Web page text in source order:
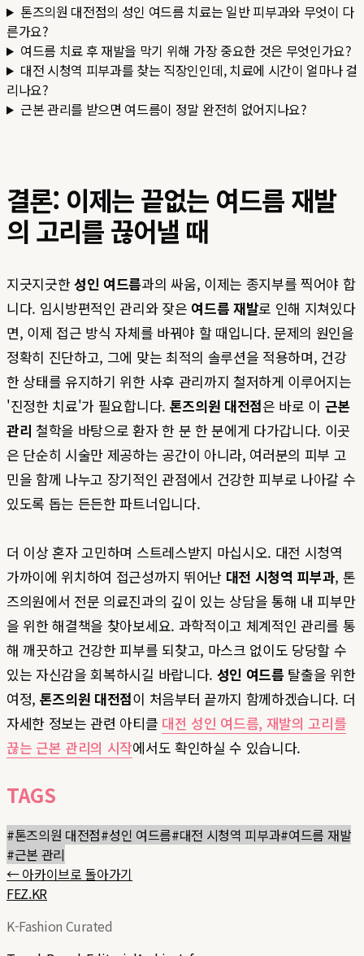
톤즈의원 대전점의 성인 여드름 치료는 일반 피부과와 무엇이 다
른가요?
여드름 치료 후 재발을 막기 위해 가장 중요한 것은 무엇인가요?
대전 시청역 피부과를 찾는 직장인인데, 치료에 시간이 얼마나 걸
리나요?
근본 관리를 받으면 여드름이 정말 완전히 없어지나요?
결론: 이제는 끝없는 여드름 재발
의 고리를 끊어낼 때
지긋지긋한성인 여드름과의 싸움, 이제는 종지부를 찍어야 합
니다. 임시방편적인 관리와 잦은 여드름 재발로 인해 지쳐있다
면, 이제 접근 방식 자체를 바꿔야 할 때입니다. 문제의 원인을
정확히 진단하고, 그에 맞는 최적의 솔루션을 적용하며, 건강
한 상태를 유지하기 위한 사후 관리까지 철저하게 이루어지는
'진정한 치료'가 필요합니다. 톤즈의원 대전점은 바로 이 근본
관리 철학을 바탕으로 환자 한 분 한 분에게 다가갑니다. 이곳
은 단순히 시술만 제공하는 공간이 아니라, 여러분의 피부 고
민을 함께 나누고 장기적인 관점에서 건강한 피부로 나아갈 수
있도록 돕는 든든한 파트너입니다.
더 이상 혼자 고민하며 스트레스받지 마십시오. 대전 시청역
가까이에 위치하여 접근성까지 뛰어난 대전 시청역 피부과, 톤
즈의원에서 전문 의료진과의 깊이 있는 상담을 통해 내 피부만
을 위한 해결책을 찾아보세요. 과학적이고 체계적인 관리를 통
해 깨끗하고 건강한 피부를 되찾고, 마스크 없이도 당당할 수
있는 자신감을 회복하시길 바랍니다. 성인 여드름 탈출을 위한
여정, 톤즈의원 대전점이 처음부터 끝까지 함께하겠습니다. 더
자세한 정보는 관련 아티클 대전 성인 여드름, 재발의 고리를
끊는 근본 관리의 시작에서도 확인하실 수 있습니다.
TAGS
#톤즈의원 대전점#성인 여드름#대전 시청역 피부과#여드름 재발
#근본 관리
← 아카이브로 돌아가기
FEZ.KR
K-Fashion Curated